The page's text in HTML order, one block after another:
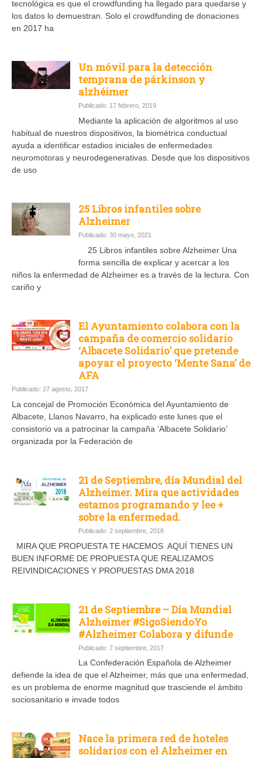
tecnológica es que el crowdfunding ha llegado para quedarse y
los datos lo demuestran. Solo el crowdfunding de donaciones
en 2017 ha
Un móvil para la detección
temprana de párkinson y
alzhéimer
Publicado: 17 febrero, 2019
Mediante la aplicación de algoritmos al uso
habitual de nuestros dispositivos, la biométrica conductual
ayuda a identificar estadios iniciales de enfermedades
neuromotoras y neurodegenerativas. Desde que los dispositivos
de uso
25 Libros infantiles sobre
Alzheimer
Publicado: 30 mayo, 2021
25 Libros infantiles sobre Alzheimer Una
forma sencilla de explicar y acercar a los
niños la enfermedad de Alzheimer es a través de la lectura. Con
cariño y
El Ayuntamiento colabora con la
campaña de comercio solidario
‘Albacete Solidario’ que pretende
apoyar el proyecto ‘Mente Sana’ de
AFA
Publicado: 27 agosto, 2017
La concejal de Promoción Económica del Ayuntamiento de
Albacete, Llanos Navarro, ha explicado este lunes que el
consistorio va a patrocinar la campaña ‘Albacete Solidario’
organizada por la Federación de
21 de Septiembre, día Mundial del
Alzheimer. Mira que actividades
estamos programando y lee +
sobre la enfermedad.
Publicado: 2 septiembre, 2018
MIRA QUE PROPUESTA TE HACEMOS AQUÍ TIENES UN
BUEN INFORME DE PROPUESTA QUE REALIZAMOS
REIVINDICACIONES Y PROPUESTAS DMA 2018
21 de Septiembre – Día Mundial
Alzheimer #SigoSiendoYo
#Alzheimer Colabora y difunde
Publicado: 7 septiembre, 2017
La Confederación Española de Alzheimer
defiende la idea de que el Alzheimer, más que una enfermedad,
es un problema de enorme magnitud que trasciende el ámbito
sociosanitario e invade todos
Nace la primera red de hoteles
solidarios con el Alzheimer en